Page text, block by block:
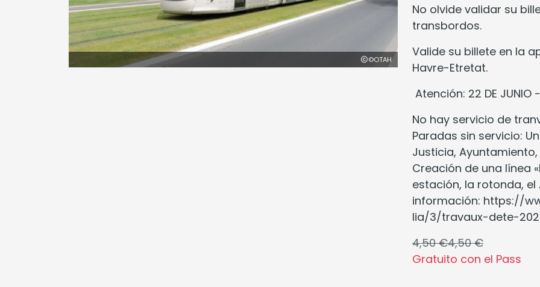
©OTAH
No olvide validar su
transbordos.
Valide su billete en la
Havre-Etretat.
Atención: 22 DE JUNIO -
No hay servicio de
Paradas sin servicio:
Justicia, Ayuntamiento,
Creación de una línea
estación, la rotonda,
información: https://
lia/3/travaux-dete-
4,50 €4,50 €
Gratuito con el Pass